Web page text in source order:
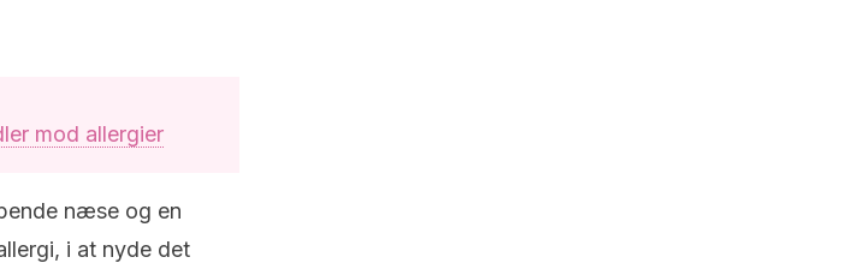
mod allergier
næse og en
i at nyde det